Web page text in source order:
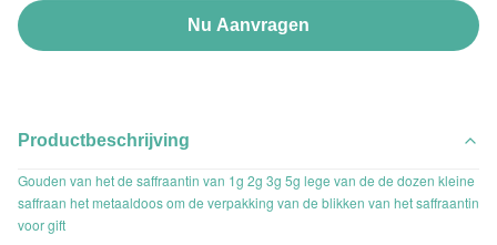
Nu Aanvragen
Productbeschrijving
Gouden van het de saffraantin van 1g 2g 3g 5g lege van de de dozen kleine
saffraan het metaaldoos om de verpakking van de blikken van het saffraantin
voor gift